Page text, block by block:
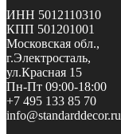
ИНН 5012110310
КПП 501201001
Московская обл.,
г.Электросталь,
ул.Красная 15
Пн-Пт 09:00-18:00
+7 495 133 85 70
info@standarddecor.ru